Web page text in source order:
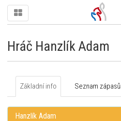
Hráč Hanzlík Adam
Základní info Seznam zápasů
Hanzlík Adam